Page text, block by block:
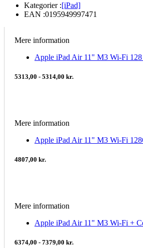
Kategorier :[iPad]
EAN :0195949997471
Mere information
Apple iPad Air 11" M3 Wi-Fi 128
5313,00 - 5314,00 kr.
Mere information
Apple iPad Air 11" M3 Wi-Fi
4807,00 kr.
Mere information
Apple iPad Air 11" M3 Wi-Fi +
6374,00 - 7379,00 kr.